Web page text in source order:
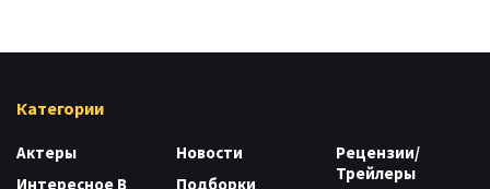
Категории
Актеры
Интересное В
Новости
Подборки
Рецензии/
Трейлеры